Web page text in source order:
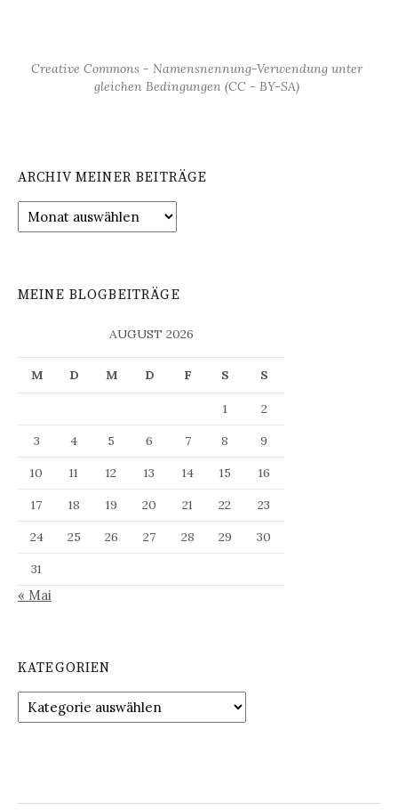
Creative Commons - Namensnennung-Verwendung unter
gleichen Bedingungen (CC - BY-SA)
ARCHIV MEINER BEITRÄGE
Archiv
meiner
MEINE BLOGBEITRÄGE
AUGUST 2026
M D M D F S S
1
2
3
4 5 6 7 8
9
10
11 12 13 14 15
16
17
18 19 20 21 22
23
24
25 26 27 28 29
30
31
« Mai
KATEGORIEN
Kategorien